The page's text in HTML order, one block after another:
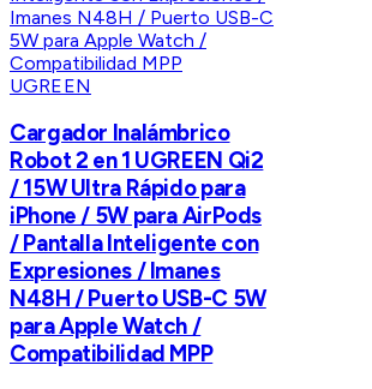
UGREEN
Cargador Inalámbrico
Robot 2 en 1 UGREEN Qi2
/ 15W Ultra Rápido para
iPhone / 5W para AirPods
/ Pantalla Inteligente con
Expresiones / Imanes
N48H / Puerto USB-C 5W
para Apple Watch /
Compatibilidad MPP